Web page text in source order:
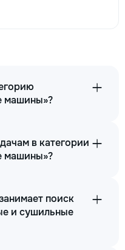
машины»?
в категории
машины»?
поиск
и сушильные